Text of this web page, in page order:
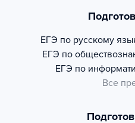
ЕГЭ по русскому
ЕГЭ по
ЕГЭ по
Все